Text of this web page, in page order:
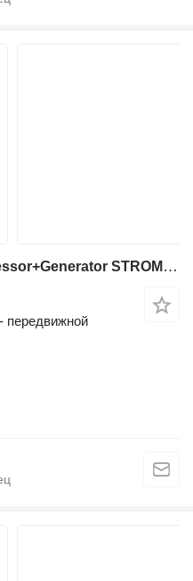
Kaeser M45 Mobilair Kompressor+Generator STROM+LUFT
передвижной